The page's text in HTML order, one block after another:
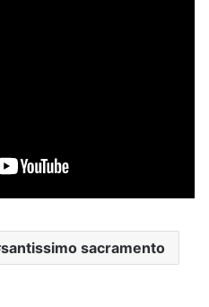
santissimo sacramento